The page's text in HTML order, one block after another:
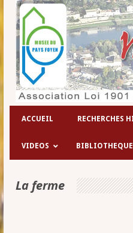
ACCUEIL RECHERCHES
VIDEOS BIBLIOTHEQUE
La ferme